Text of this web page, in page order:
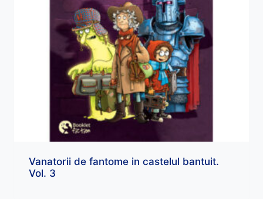
Vanatorii de fantome in castelul bantuit.
Vol. 3